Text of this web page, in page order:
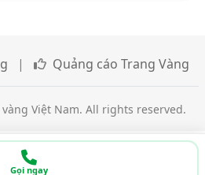
Gọi ngay
| Quảng cáo Trang Vàng
Việt Nam. All rights reserved.